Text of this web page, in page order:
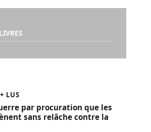
LUS
par procuration que les
sans relâche contre la